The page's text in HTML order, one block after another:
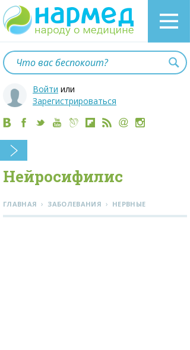
Войти или
Зарегистрироваться
Нейросифилис
ГЛАВНАЯ › ЗАБОЛЕВАНИЯ › НЕРВНЫЕ